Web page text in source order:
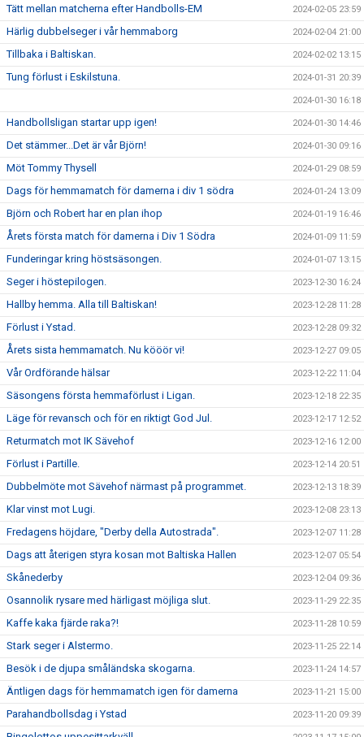
Tätt mellan matcherna efter Handbolls-EM 2024-02-05 23:59
Härlig dubbelseger i vår hemmaborg 2024-02-04 21:00
Tillbaka i Baltiskan. 2024-02-02 13:15
Tung förlust i Eskilstuna. 2024-01-31 20:39
2024-01-30 16:18
Handbollsligan startar upp igen! 2024-01-30 14:46
Det stämmer...Det är vår Björn! 2024-01-30 09:16
Möt Tommy Thysell 2024-01-29 08:59
Dags för hemmamatch för damerna i div 1 södra 2024-01-24 13:09
Björn och Robert har en plan ihop 2024-01-19 16:46
Årets första match för damerna i Div 1 Södra 2024-01-09 11:59
Funderingar kring höstsäsongen. 2024-01-07 13:15
Seger i höstepilogen. 2023-12-30 16:24
Hallby hemma. Alla till Baltiskan! 2023-12-28 11:28
Förlust i Ystad. 2023-12-28 09:32
Årets sista hemmamatch. Nu kööör vi! 2023-12-27 09:05
Vår Ordförande hälsar 2023-12-22 11:04
Säsongens första hemmaförlust i Ligan. 2023-12-18 22:35
Läge för revansch och för en riktigt God Jul. 2023-12-17 12:52
Returmatch mot IK Sävehof 2023-12-16 12:00
Förlust i Partille. 2023-12-14 20:51
Dubbelmöte mot Sävehof närmast på programmet. 2023-12-13 18:39
Klar vinst mot Lugi. 2023-12-08 23:13
Fredagens höjdare, "Derby della Autostrada". 2023-12-07 11:28
Dags att återigen styra kosan mot Baltiska Hallen 2023-12-07 05:54
Skånederby 2023-12-04 09:36
Osannolik rysare med härligast möjliga slut. 2023-11-29 22:35
Kaffe kaka fjärde raka?! 2023-11-28 10:59
Stark seger i Alstermo. 2023-11-25 22:14
Besök i de djupa småländska skogarna. 2023-11-24 14:57
Äntligen dags för hemmamatch igen för damerna 2023-11-21 15:00
Parahandbollsdag i Ystad 2023-11-20 09:39